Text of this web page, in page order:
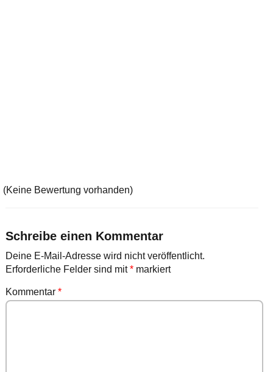
(Keine Bewertung vorhanden)
Schreibe einen Kommentar
Deine E-Mail-Adresse wird nicht veröffentlicht.
Erforderliche Felder sind mit* markiert
Kommentar *